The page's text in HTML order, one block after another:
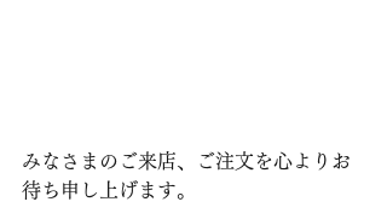
みなさまのご来店、ご注文を心よりお
待ち申し上げます。